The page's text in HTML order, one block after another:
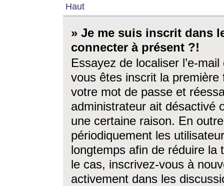
Haut
» Je me suis inscrit dans
connecter à présent ?!
Essayez de localiser l’e-
vous êtes inscrit la première
votre mot de passe et
administrateur ait désactivé
une certaine raison. En
périodiquement les
longtemps afin de réduire la
le cas, inscrivez-vous à
activement dans les